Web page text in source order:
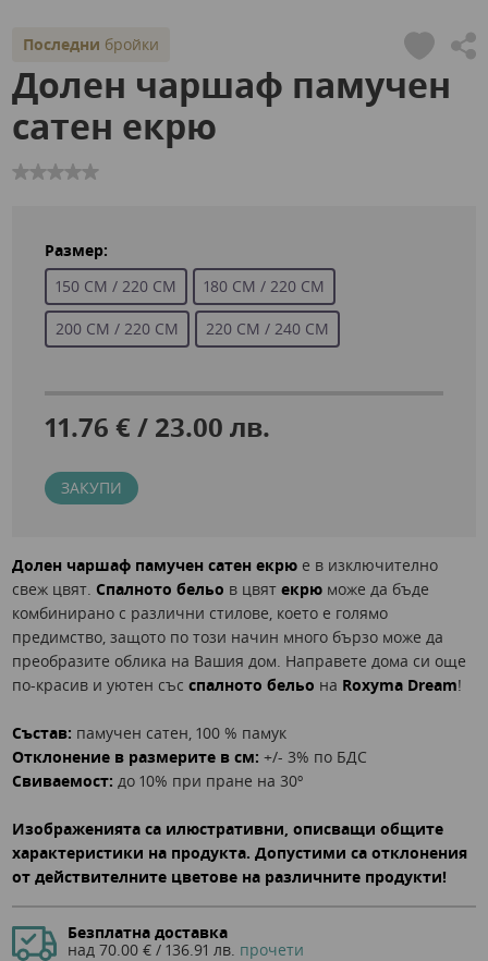
Последни бройки
Долен чаршаф памучен
сатен екрю
Размер:
150 СМ / 220 СМ
180 СМ / 220 СМ
200 СМ / 220 СМ 220 СМ / 240 СМ
11.76 € / 23.00 лв.
ЗАКУПИ
Долен чаршаф памучен сатен екрю е в изключително
свеж цвят.Спалното бельо в цвятекрю може да бъде
комбинирано с различни стилове, което е голямо
предимство, защото по този начин много бързо може да
преобразите облика на Вашия дом. Направете дома си още
по-красив и уютен съсспалното бельо на Roxyma Dream!
Състав: памучен сатен, 100 % памук
Отклонение в размерите в см:+/- 3% по БДС
Свиваемост: до 10% при пране на 30º
Изображенията са илюстративни, описващи общите
характеристики на продукта. Допустими са отклонения
от действителните цветове на различните продукти!
Безплатна доставка
над 70.00 € / 136.91 лв. прочети